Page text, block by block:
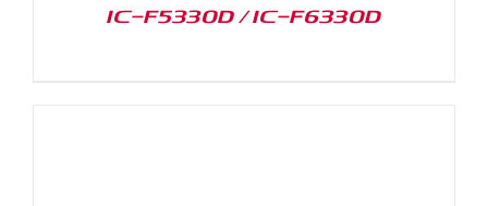
IC-F5330D / IC-F6330D